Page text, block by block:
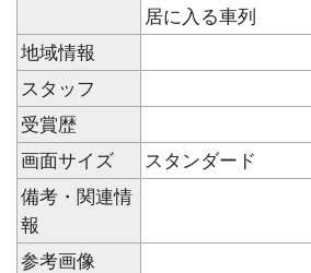
居に入る車列
地域情報
スタッフ
受賞歴
画面サイズ
スタンダード
備考・関連情
報
参考画像